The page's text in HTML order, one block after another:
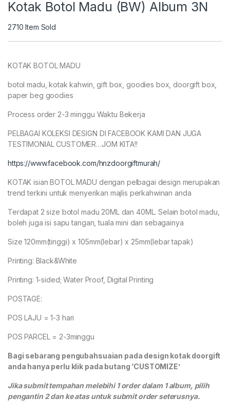
Kotak Botol Madu (BW) Album 3N
2710 Item Sold
KOTAK BOTOL MADU
botol madu, kotak kahwin, gift box, goodies box, doorgift box,
paper beg goodies
Process order 2-3 minggu Waktu Bekerja
PELBAGAI KOLEKSI DESIGN DI FACEBOOK KAMI DAN JUGA
TESTIMONIAL CUSTOMER…JOM KITA!!
https://www.facebook.com/hnzdoorgiftmurah/
KOTAK isian BOTOL MADU dengan pelbagai design merupakan
trend terkini untuk menyerikan majlis perkahwinan anda
Terdapat 2 size botol madu 20ML dan 40ML. Selain botol madu,
boleh juga isi sapu tangan, tuala mini dan sebagainya
Size 120mm(tinggi) x 105mm(lebar) x 25mm(lebar tapak)
Printing: Black&White
Printing: 1-sided; Water Proof, Digital Printing
POSTAGE:
POS LAJU = 1-3 hari
POS PARCEL = 2-3minggu
Bagi sebarang pengubahsuaian pada design kotak doorgift
anda hanya perlu klik pada butang ‘CUSTOMIZE’
Jika submit tempahan melebihi 1 order dalam 1 album, pilih
pengantin 2 dan ke atas untuk submit order seterusnya.